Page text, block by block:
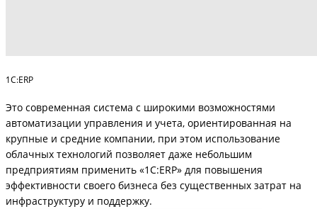
1С:ERP
Это современная система с широкими возможностями
автоматизации управления и учета, ориентированная на
крупные и средние компании, при этом использование
облачных технологий позволяет даже небольшим
предприятиям применить «1С:ERP» для повышения
эффективности своего бизнеса без существенных затрат на
инфраструктуру и поддержку.